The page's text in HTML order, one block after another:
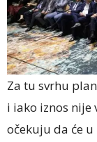
Za tu svrhu
i iako iznos nije
očekuju da će